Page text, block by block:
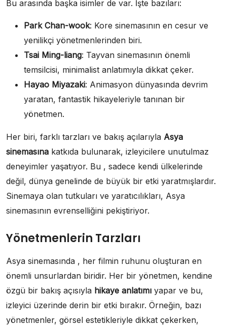
Bu arasında başka isimler de var. İşte bazıları:
Park Chan-wook: Kore sinemasının en cesur ve
yenilikçi yönetmenlerinden biri.
Tsai Ming-liang: Tayvan sinemasının önemli
temsilcisi, minimalist anlatımıyla dikkat çeker.
Hayao Miyazaki: Animasyon dünyasında devrim
yaratan, fantastik hikayeleriyle tanınan bir
yönetmen.
Her biri, farklı tarzları ve bakış açılarıyla Asya
sinemasına katkıda bulunarak, izleyicilere unutulmaz
deneyimler yaşatıyor. Bu , sadece kendi ülkelerinde
değil, dünya genelinde de büyük bir etki yaratmışlardır.
Sinemaya olan tutkuları ve yaratıcılıkları, Asya
sinemasının evrenselliğini pekiştiriyor.
Yönetmenlerin Tarzları
Asya sinemasında , her filmin ruhunu oluşturan en
önemli unsurlardan biridir. Her bir yönetmen, kendine
özgü bir bakış açısıyla hikaye anlatımı yapar ve bu,
izleyici üzerinde derin bir etki bırakır. Örneğin, bazı
yönetmenler, görsel estetikleriyle dikkat çekerken,